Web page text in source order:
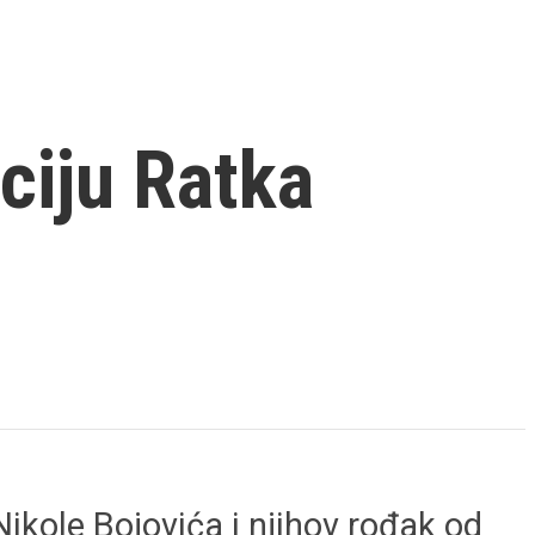
Ratka
Bojovića i njihov rođak od